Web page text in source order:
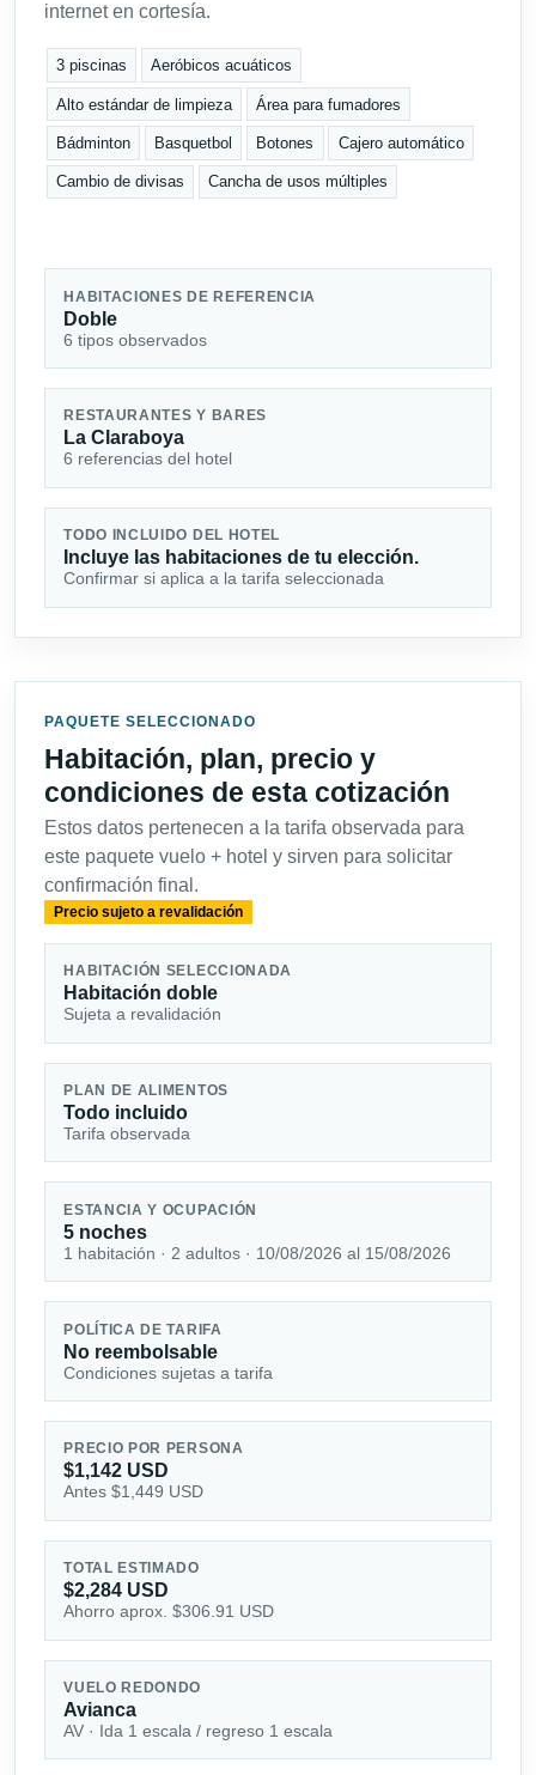
internet en cortesía.
3 piscinas Aeróbicos acuáticos
Alto estándar de limpieza Área para fumadores
Bádminton Basquetbol Botones Cajero automático
Cambio de divisas Cancha de usos múltiples
HABITACIONES DE REFERENCIA
Doble
6 tipos observados
RESTAURANTES Y BARES
La Claraboya
6 referencias del hotel
TODO INCLUIDO DEL HOTEL
Incluye las habitaciones de tu elección.
Confirmar si aplica a la tarifa seleccionada
PAQUETE SELECCIONADO
Habitación, plan, precio y
condiciones de esta cotización
Estos datos pertenecen a la tarifa observada para
este paquete vuelo + hotel y sirven para solicitar
confirmación final.
Precio sujeto a revalidación
HABITACIÓN SELECCIONADA
Habitación doble
Sujeta a revalidación
PLAN DE ALIMENTOS
Todo incluido
Tarifa observada
ESTANCIA Y OCUPACIÓN
5 noches
1 habitación · 2 adultos · 10/08/2026 al 15/08/2026
POLÍTICA DE TARIFA
No reembolsable
Condiciones sujetas a tarifa
PRECIO POR PERSONA
$1,142 USD
Antes $1,449 USD
TOTAL ESTIMADO
$2,284 USD
Ahorro aprox. $306.91 USD
VUELO REDONDO
Avianca
AV · Ida 1 escala / regreso 1 escala